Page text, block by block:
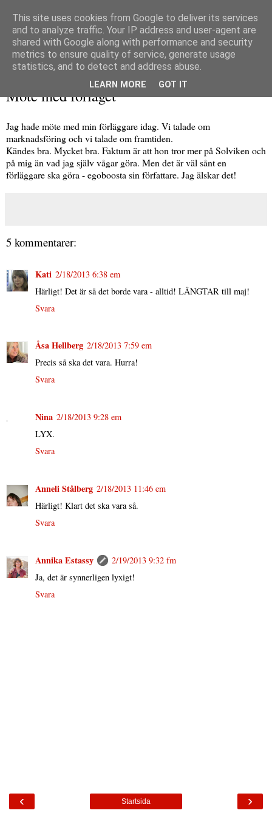
Möte med förlaget
Jag hade möte med min förläggare idag. Vi talade om
marknadsföring och vi talade om framtiden.
Kändes bra. Mycket bra. Faktum är att hon tror mer på Solviken och
på mig än vad jag själv vågar göra. Men det är väl sånt en
förläggare ska göra - egoboosta sin författare. Jag älskar det!
5 kommentarer:
Kati 2/18/2013 6:38 em
Härligt! Det är så det borde vara - alltid! LÄNGTAR till maj!
Svara
Åsa Hellberg 2/18/2013 7:59 em
Precis så ska det vara. Hurra!
Svara
Nina 2/18/2013 9:28 em
LYX.
Svara
Anneli Stålberg 2/18/2013 11:46 em
Härligt! Klart det ska vara så.
Svara
Annika Estassy
2/19/2013 9:32 fm
Ja, det är synnerligen lyxigt!
Svara
‹ ›
Startsida
This site uses cookies from Google to deliver its services
and to analyze traffic. Your IP address and user-agent are
shared with Google along with performance and security
metrics to ensure quality of service, generate usage
statistics, and to detect and address abuse.
LEARN MORE GOT IT